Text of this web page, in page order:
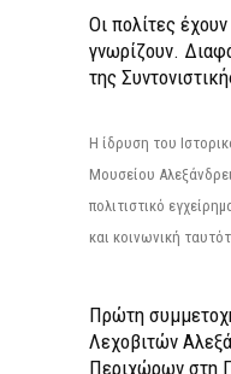
Οι πολίτες
γνωρίζουν.
της
Η ίδρυση του
Μουσείου
πολιτιστικό
και κοινωνική
Πρώτη
Λεχοβιτών
Περιχώρων στη